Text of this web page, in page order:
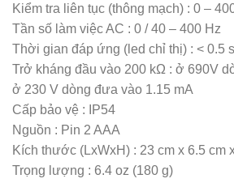
Kiểm tra liên tục (thông mạch) : 0 –
Tần số làm việc AC : 0 / 40 – 400 Hz
Thời gian đáp ứng (led chỉ thị) : < 0.5 s
Trở kháng đầu vào 200 kΩ : ở 690V
ở 230 V dòng đưa vào 1.15 mA
Cấp bảo vệ : IP54
Nguồn : Pin 2 AAA
Kích thước (LxWxH) : 23 cm x 6.5 cm
Trọng lượng : 6.4 oz (180 g)